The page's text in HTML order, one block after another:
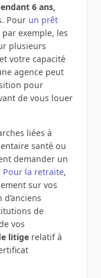
6 ans,
Pour un prêt
exemple, les
plusieurs
votre capacité
agence peut
pour
de vous louer
liées à
santé ou
demander un
Pour la retraite,
sur vos
de
vos
litigerelatif à